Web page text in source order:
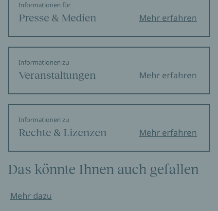
Informationen für
Presse & Medien Mehr erfahren
Informationen zu
Veranstaltungen Mehr erfahren
Informationen zu
Rechte & Lizenzen Mehr erfahren
Das könnte Ihnen auch gefallen
Mehr dazu